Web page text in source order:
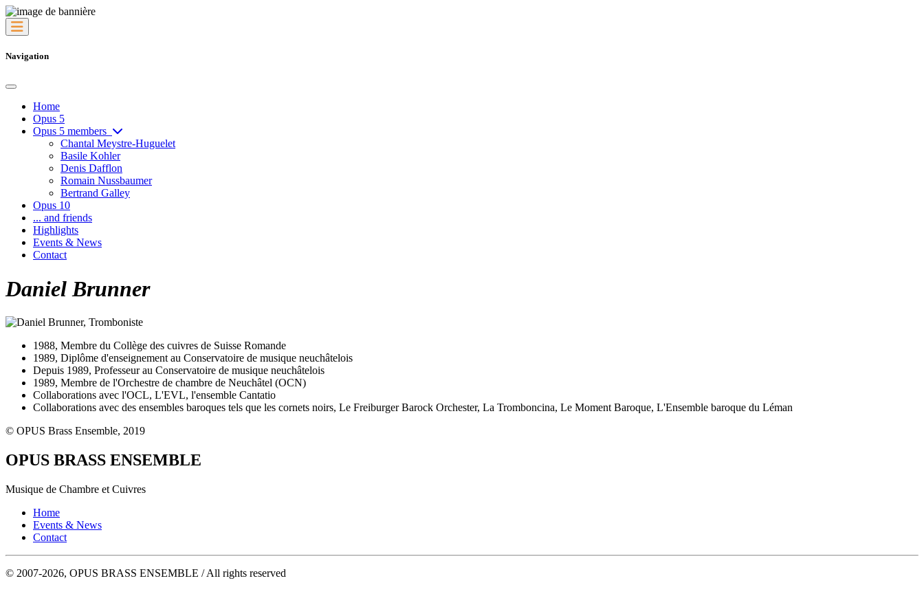
Navigation
Home
Opus 5
Opus 5 members
Chantal Meystre-Huguelet
Basile Kohler
Denis Dafflon
Romain Nussbaumer
Bertrand Galley
Opus 10
... and friends
Highlights
Events & News
Contact
Daniel Brunner
1988, Membre du Collège des cuivres de Suisse Romande
1989, Diplôme d'enseignement au Conservatoire de musique neuchâtelois
Depuis 1989, Professeur au Conservatoire de musique neuchâtelois
1989, Membre de l'Orchestre de chambre de Neuchâtel (OCN)
Collaborations avec l'OCL, L'EVL, l'ensemble Cantatio
Collaborations avec des ensembles baroques tels que les cornets noirs, Le Freiburger Barock Orchester, La Tromboncina, Le Moment Baroque, L'Ensemble baroque du Léman
© OPUS Brass Ensemble, 2019
OPUS BRASS ENSEMBLE
Musique de Chambre et Cuivres
Home
Events & News
Contact
© 2007-2026, OPUS BRASS ENSEMBLE / All rights reserved